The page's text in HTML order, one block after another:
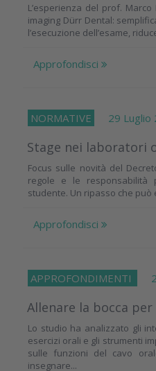
L’esperienza del prof.
imaging Dürr Dental:
l’esecuzione dell’esame,
Approfondisci
NORMATIVE 29 Luglio
Stage nei laboratori
Focus sulle novità del
regole e le responsabilità
studente. Un ripasso che può
Approfondisci
APPROFONDIMENTI
Allenare la bocca
Lo studio ha analizzato gli
esercizi orali e gli strumenti
sulle funzioni del cavo
insegnare...